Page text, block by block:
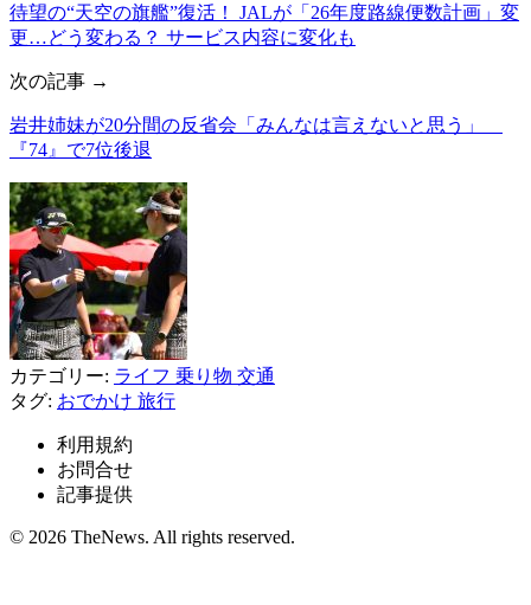
待望の“天空の旗艦”復活！ JALが「26年度路線便数計画」変
更…どう変わる？ サービス内容に変化も
次の記事 →
岩井姉妹が20分間の反省会「みんなは言えないと思う」
『74』で7位後退
カテゴリー: ライフ 乗り物 交通
タグ: おでかけ 旅行
利用規約
お問合せ
記事提供
© 2026 TheNews. All rights reserved.